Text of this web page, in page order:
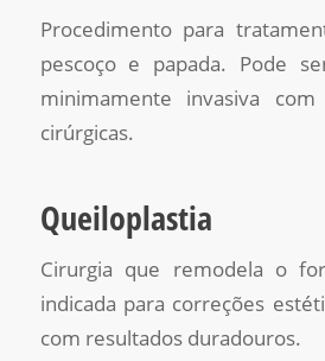
Procedimento para
pescoço e papada. Pode
minimamente invasiva
cirúrgicas.
Queiloplastia
Cirurgia que remodela o
indicada para correções
com resultados duradouros.